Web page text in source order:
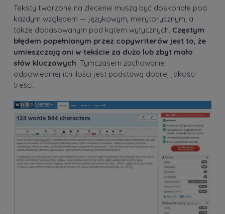
Teksty tworzone na zlecenie muszą być doskonałe pod
każdym względem — językowym, merytorycznym, a
także dopasowanym pod kątem wytycznych. Częstym
błędem popełnianym przez copywriterów jest to, że
umieszczają oni w tekście za dużo lub zbyt mało
słów kluczowych. Tymczasem zachowanie
odpowiedniej ich ilości jest podstawą dobrej jakości
treści.